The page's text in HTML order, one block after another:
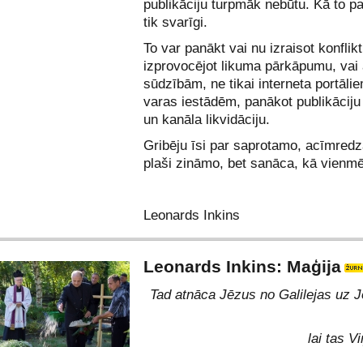
publikāciju turpmāk nebūtu. Kā to
tik svarīgi.
To var panākt vai nu izraisot
izprovocējot likuma pārkāpumu, vai
sūdzībām, ne tikai interneta
varas iestādēm, panākot
un kanāla likvidāciju.
Gribēju īsi par saprotamo,
plaši zināmo, bet sanāca, kā
Leonards Inkins
Leonards Inkins: Maģija
Tad atnāca Jēzus no Galilejas uz
lai tas